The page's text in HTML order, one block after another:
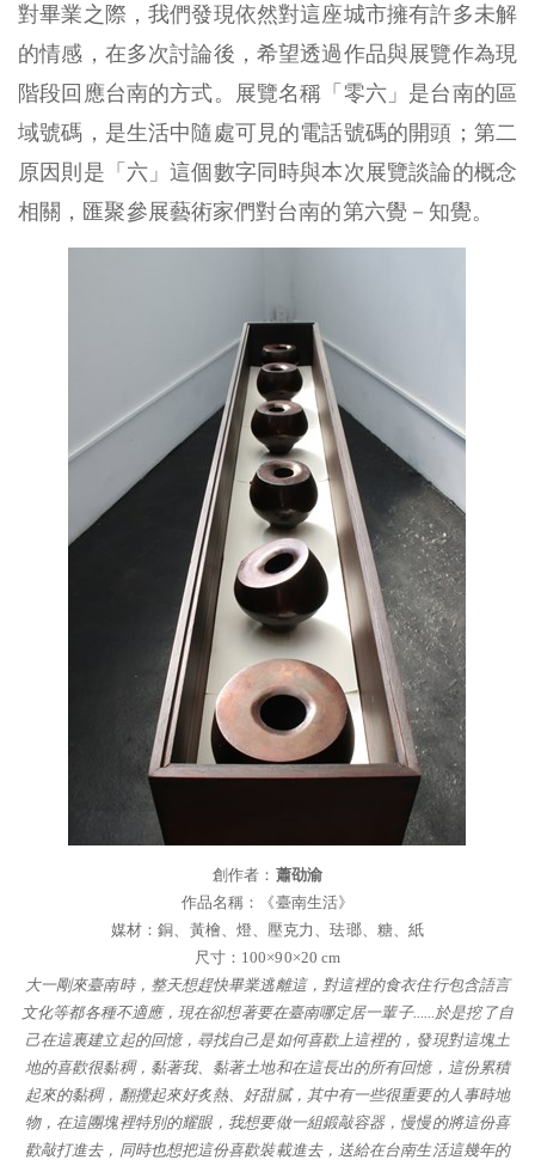
對畢業之際，我們發現依然對這座城市擁有許多未解
的情感，在多次討論後，希望透過作品與展覽作為現
階段回應台南的方式。展覽名稱「零六」是台南的區
域號碼，是生活中隨處可見的電話號碼的開頭；第二
原因則是「六」這個數字同時與本次展覽談論的概念
相關，匯聚參展藝術家們對台南的第六覺－知覺。
創作者： 蕭劭渝
作品名稱：《臺南生活》
媒材：銅、黃檜、燈、壓克力、珐瑯、糖、紙
尺寸：100×90×20 cm
大一剛來臺南時，整天想趕快畢業逃離這，對這裡的食衣住行包含語言
文化等都各種不適應，現在卻想著要在臺南哪定居一輩子......於是挖了自
己在這裏建立起的回憶，尋找自己是如何喜歡上這裡的，發現對這塊土
地的喜歡很黏稠，黏著我、黏著土地和在這長出的所有回憶，這份累積
起來的黏稠，翻攪起來好炙熱、好甜膩，其中有一些很重要的人事時地
物，在這團塊裡特別的耀眼，我想要做一組鍛敲容器，慢慢的將這份喜
歡敲打進去，同時也想把這份喜歡裝載進去，送給在台南生活這幾年的